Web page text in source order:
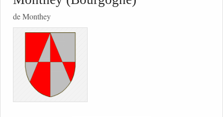
de Monthey